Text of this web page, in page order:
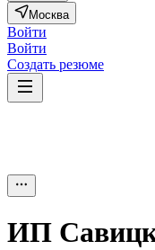
Москва
Войти
Войти
Создать резюме
ИП